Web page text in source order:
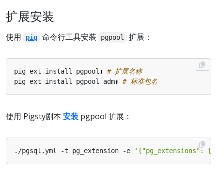
扩展安装
使用 pig 命令行工具安装 pgpool 扩展：
pig ext install pgpool ;
# 扩展名称
pig ext install pgpool_adm; # 标准包名
使用 Pigsty剧本 安装 pgpool 扩展：
./pgsql.yml -t pg_extension -e '{"pg_extensions":